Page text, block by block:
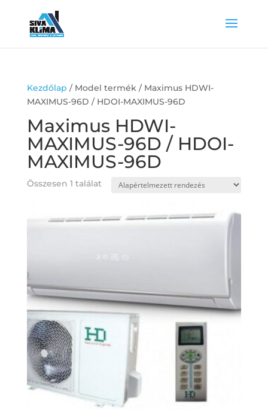
Kezdőlap / Model termék / Maximus HDWI-
MAXIMUS-96D / HDOI-MAXIMUS-96D
Maximus HDWI-
MAXIMUS-96D / HDOI-
MAXIMUS-96D
Összesen 1 találat